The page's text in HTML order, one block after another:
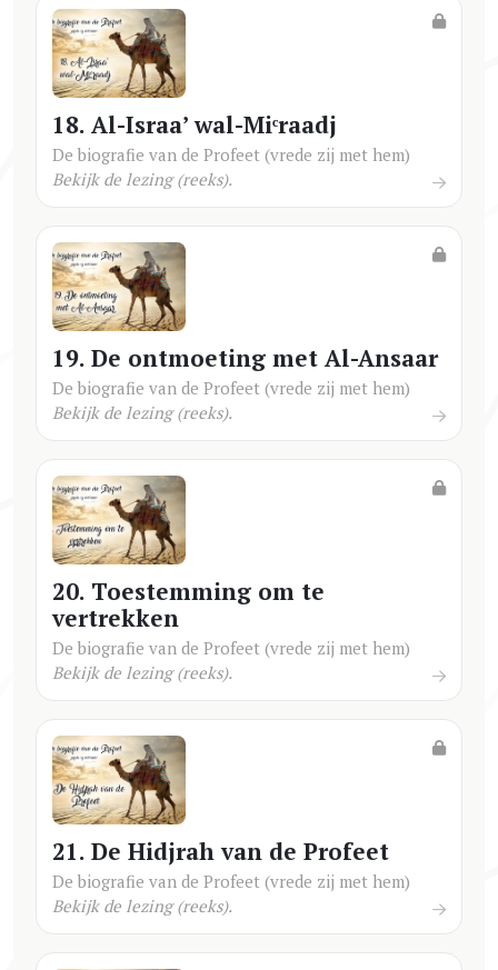
18. Al-Israa’ wal-Miᶜraadj
De biografie van de Profeet (vrede zij met hem)
Bekijk de lezing (reeks).
19. De ontmoeting met Al-Ansaar
De biografie van de Profeet (vrede zij met hem)
Bekijk de lezing (reeks).
20. Toestemming om te
vertrekken
De biografie van de Profeet (vrede zij met hem)
Bekijk de lezing (reeks).
21. De Hidjrah van de Profeet
De biografie van de Profeet (vrede zij met hem)
Bekijk de lezing (reeks).